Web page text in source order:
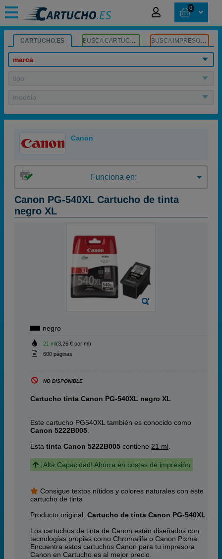
0
CARTUCHO.ES BUSCA CARTUCHOS BUSCA IMPRESORA
marca
tipo
modelo
Canon
Funciona en:
Canon PG-540XL Cartucho de tinta
negro XL
negro
21 ml(3,26 € por ml)
600 páginas
NO DISPONIBLE
Cartucho tinta Canon PG-540XL negro XL
Este cartucho PG540XL también es conocido como
Canon 5222B005
Esta tinta Canon 5222B005 contiene 21 ml
¡Alta Capacidad! Ahorra en costes de impresión
Consigue textos nítidos y colores naturales con este
cartucho de tinta
Producto original: Cartucho de tinta Canon PG-540XL
Los cartuchos de tinta de Canon están diseñados con
tecnologías propias como Chromalife o Canon Pixma.
Encuentra estos cartuchos Canon para tu impresora
Canon en Cartucho.es al mejor precio.